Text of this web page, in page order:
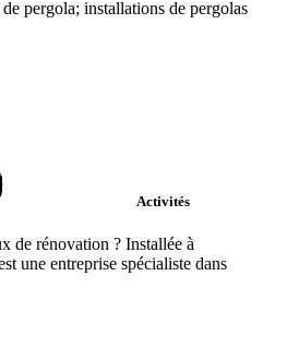
pergola; installations de pergolas
Activités
de rénovation ? Installée à
une entreprise spécialiste dans